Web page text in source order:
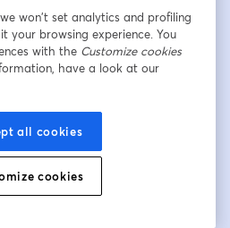
prêts à automatiser des
pendant ce webinar :
IA ?
won’t set analytics and profiling
your browsing experience. You
with the Customize cookies
have a look at our
all cookies
cookies